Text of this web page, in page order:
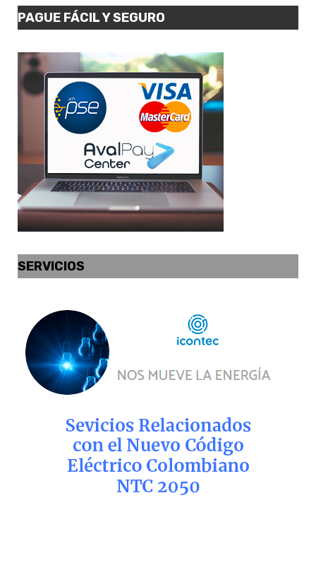
PAGUE FÁCIL Y SEGURO
SERVICIOS